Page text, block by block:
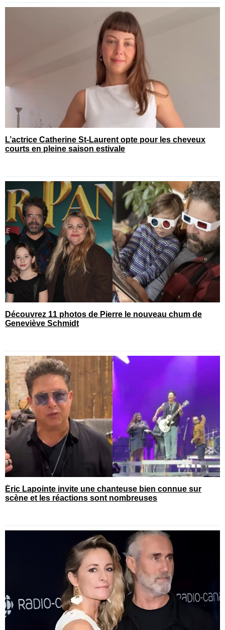
L’actrice Catherine St-Laurent opte pour les cheveux
courts en pleine saison estivale
Découvrez 11 photos de Pierre le nouveau chum de
Geneviève Schmidt
Éric Lapointe invite une chanteuse bien connue sur
scène et les réactions sont nombreuses